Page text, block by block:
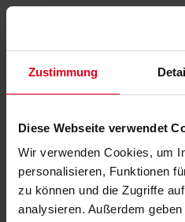
Zustimmung
Diese Webseite verwendet
Wir verwenden Cookies, um
personalisieren, Funktionen
zu können und die Zugriffe
analysieren. Außerdem